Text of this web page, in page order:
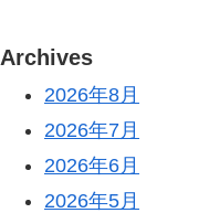
Archives
2026年8月
2026年7月
2026年6月
2026年5月